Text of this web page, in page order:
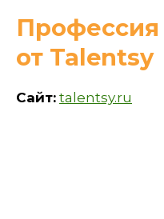
Профессия
от Talentsy
Сайт: talentsy.ru